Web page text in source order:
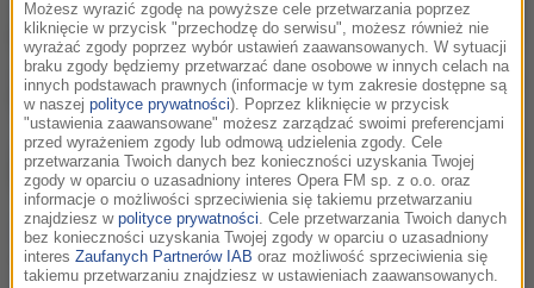
fot.PAP/EPA
Możesz wyrazić zgodę na powyższe cele przetwarzania poprzez
kliknięcie w przycisk "przechodzę do serwisu", możesz również nie
wyrażać zgody poprzez wybór ustawień zaawansowanych. W sytuacji
braku zgody będziemy przetwarzać dane osobowe w innych celach na
innych podstawach prawnych (informacje w tym zakresie dostępne są
w naszej polityce prywatności). Poprzez kliknięcie w przycisk
"ustawienia zaawansowane" możesz zarządzać swoimi preferencjami
przed wyrażeniem zgody lub odmową udzielenia zgody. Cele
przetwarzania Twoich danych bez konieczności uzyskania Twojej
zgody w oparciu o uzasadniony interes Opera FM sp. z o.o. oraz
informacje o możliwości sprzeciwienia się takiemu przetwarzaniu
znajdziesz w polityce prywatności. Cele przetwarzania Twoich danych
bez konieczności uzyskania Twojej zgody w oparciu o uzasadniony
interes Zaufanych Partnerów IAB oraz możliwość sprzeciwienia się
takiemu przetwarzaniu znajdziesz w ustawieniach zaawansowanych.